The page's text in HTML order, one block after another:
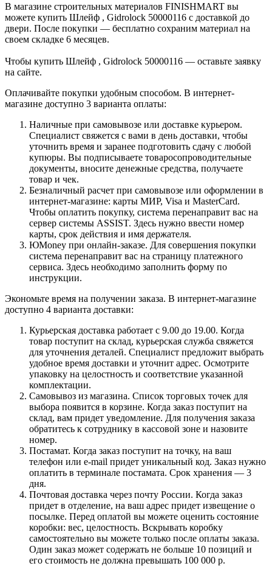
В магазине строительных материалов FINISHMART вы
можете купить Шлейф , Gidrolock 50000116 с доставкой до
двери. После покупки — бесплатно сохраним материал на
своем складке 6 месяцев.
Чтобы купить Шлейф , Gidrolock 50000116 — оставьте заявку
на сайте.
Оплачивайте покупки удобным способом. В интернет-
магазине доступно 3 варианта оплаты:
Наличные при самовывозе или доставке курьером.
Специалист свяжется с вами в день доставки, чтобы
уточнить время и заранее подготовить сдачу с любой
купюры. Вы подписываете товаросопроводительные
документы, вносите денежные средства, получаете
товар и чек.
Безналичный расчет при самовывозе или оформлении в
интернет-магазине: карты МИР, Visa и MasterCard.
Чтобы оплатить покупку, система перенаправит вас на
сервер системы ASSIST. Здесь нужно ввести номер
карты, срок действия и имя держателя.
ЮMoney при онлайн-заказе. Для совершения покупки
система перенаправит вас на страницу платежного
сервиса. Здесь необходимо заполнить форму по
инструкции.
Экономьте время на получении заказа. В интернет-магазине
доступно 4 варианта доставки:
Курьерская доставка работает с 9.00 до 19.00. Когда
товар поступит на склад, курьерская служба свяжется
для уточнения деталей. Специалист предложит выбрать
удобное время доставки и уточнит адрес. Осмотрите
упаковку на целостность и соответствие указанной
комплектации.
Самовывоз из магазина. Список торговых точек для
выбора появится в корзине. Когда заказ поступит на
склад, вам придет уведомление. Для получения заказа
обратитесь к сотруднику в кассовой зоне и назовите
номер.
Постамат. Когда заказ поступит на точку, на ваш
телефон или e-mail придет уникальный код. Заказ нужно
оплатить в терминале постамата. Срок хранения — 3
дня.
Почтовая доставка через почту России. Когда заказ
придет в отделение, на ваш адрес придет извещение о
посылке. Перед оплатой вы можете оценить состояние
коробки: вес, целостность. Вскрывать коробку
самостоятельно вы можете только после оплаты заказа.
Один заказ может содержать не больше 10 позиций и
его стоимость не должна превышать 100 000 р.